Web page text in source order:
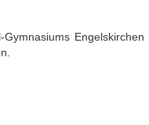
Gymnasiums